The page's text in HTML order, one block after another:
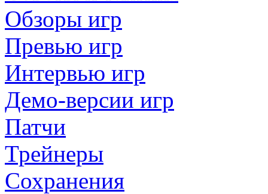
Обзоры игр
Превью игр
Интервью игр
Демо-версии игр
Патчи
Трейнеры
Сохранения